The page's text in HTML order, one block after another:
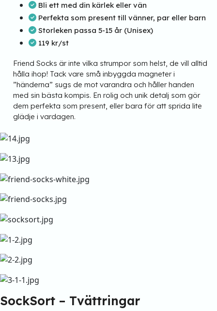
Bli ett med din kärlek eller vän
Perfekta som present till vänner, par eller barn
Storleken passa 5-15 år (Unisex)
119 kr/st
Friend Socks är inte vilka strumpor som helst, de vill alltid
hålla ihop! Tack vare små inbyggda magneter i
”händerna” sugs de mot varandra och håller handen
med sin bästa kompis. En rolig och unik detalj som gör
dem perfekta som present, eller bara för att sprida lite
glädje i vardagen.
SockSort – Tvättringar